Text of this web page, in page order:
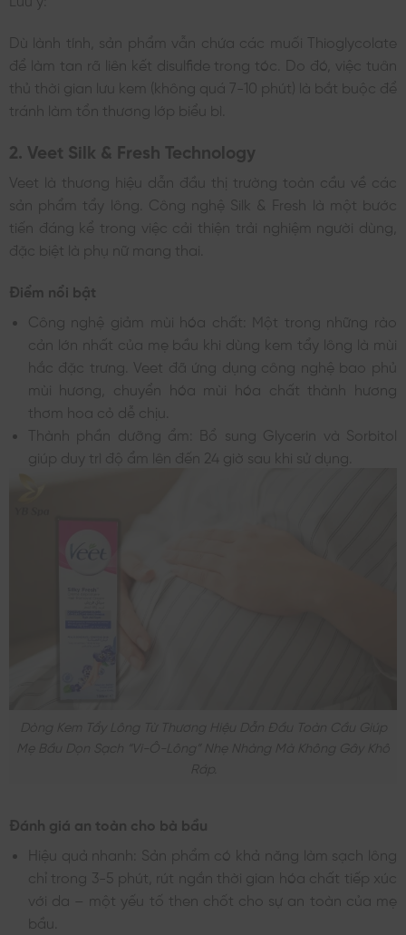
Dù lành tính, sản phẩm vẫn chứa các muối Thioglycolate
để làm tan rã liên kết disulfide trong tóc. Do đó, việc tuân
thủ thời gian lưu kem (không quá 7-10 phút) là bắt buộc để
tránh làm tổn thương lớp biểu bì.
2. Veet Silk & Fresh Technology
Veet là thương hiệu dẫn đầu thị trường toàn cầu về các
sản phẩm tẩy lông. Công nghệ Silk & Fresh là một bước
tiến đáng kể trong việc cải thiện trải nghiệm người dùng,
đặc biệt là phụ nữ mang thai.
Điểm nổi bật
Công nghệ giảm mùi hóa chất: Một trong những rào
cản lớn nhất của mẹ bầu khi dùng kem tẩy lông là mùi
hắc đặc trưng. Veet đã ứng dụng công nghệ bao phủ
mùi hương, chuyển hóa mùi hóa chất thành hương
thơm hoa cỏ dễ chịu.
Thành phần dưỡng ẩm: Bổ sung Glycerin và Sorbitol
giúp duy trì độ ẩm lên đến 24 giờ sau khi sử dụng.
Dòng Kem Tẩy Lông Từ Thương Hiệu Dẫn Đầu Toàn Cầu Giúp
Mẹ Bầu Dọn Sạch “vi-Ô-Lông” Nhẹ Nhàng Mà Không Gây Khô
Ráp.
Đánh giá an toàn cho bà bầu
Hiệu quả nhanh: Sản phẩm có khả năng làm sạch lông
chỉ trong 3-5 phút, rút ngắn thời gian hóa chất tiếp xúc
với da – một yếu tố then chốt cho sự an toàn của mẹ
bầu.